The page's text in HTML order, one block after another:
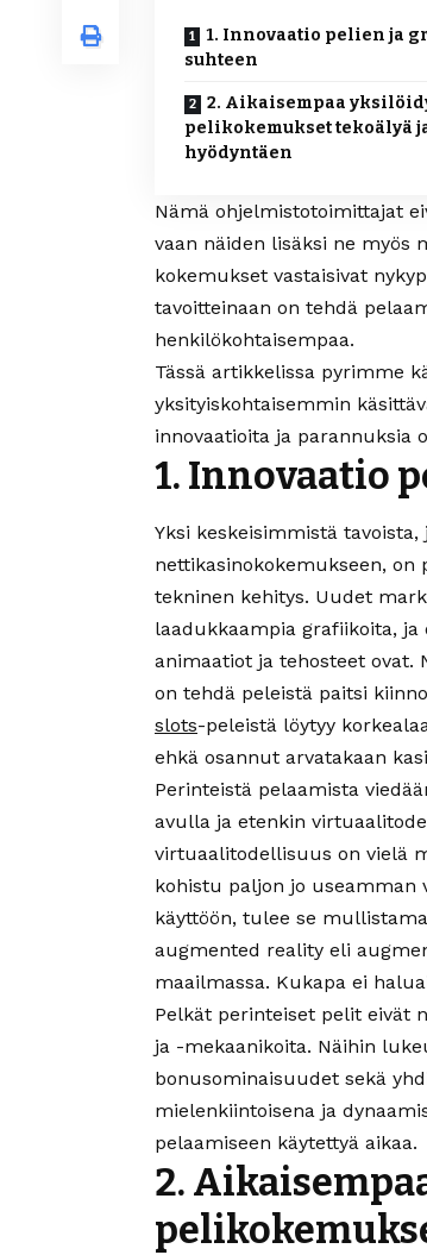
1. Innovaatio pelien ja
suhteen
2. Aikaisempaa
pelikokemukset tekoälyä
hyödyntäen
Nämä ohjelmistotoimittajat
vaan näiden lisäksi ne myös
kokemukset vastaisivat
tavoitteinaan on tehdä
henkilökohtaisempaa.
Tässä artikkelissa pyrimme
yksityiskohtaisemmin
innovaatioita ja parannuksia
1. Innovaatio
Yksi keskeisimmistä
nettikasinokokemukseen,
tekninen kehitys. Uudet
laadukkaampia grafiikoita,
animaatiot ja tehosteet ovat.
on tehdä peleistä paitsi
slots-peleistä löytyy
ehkä osannut arvatakaan
Perinteistä pelaamista
avulla ja etenkin
virtuaalitodellisuus on vielä
kohistu paljon jo useamman
käyttöön, tulee se
augmented reality eli
maailmassa. Kukapa ei
Pelkät perinteiset pelit eivät
ja -mekaanikoita. Näihin
bonusominaisuudet sekä
mielenkiintoisena ja
pelaamiseen käytettyä aikaa.
2.